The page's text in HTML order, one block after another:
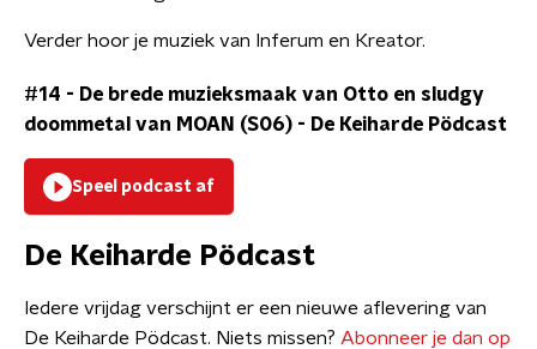
Verder hoor je muziek van Inferum en Kreator.
#14 - De brede muzieksmaak van Otto en sludgy
doommetal van MOAN (S06) - De Keiharde Pödcast
Speel podcast af
De Keiharde Pödcast
Iedere vrijdag verschijnt er een nieuwe aflevering van
De Keiharde Pödcast. Niets missen? Abonneer je dan op